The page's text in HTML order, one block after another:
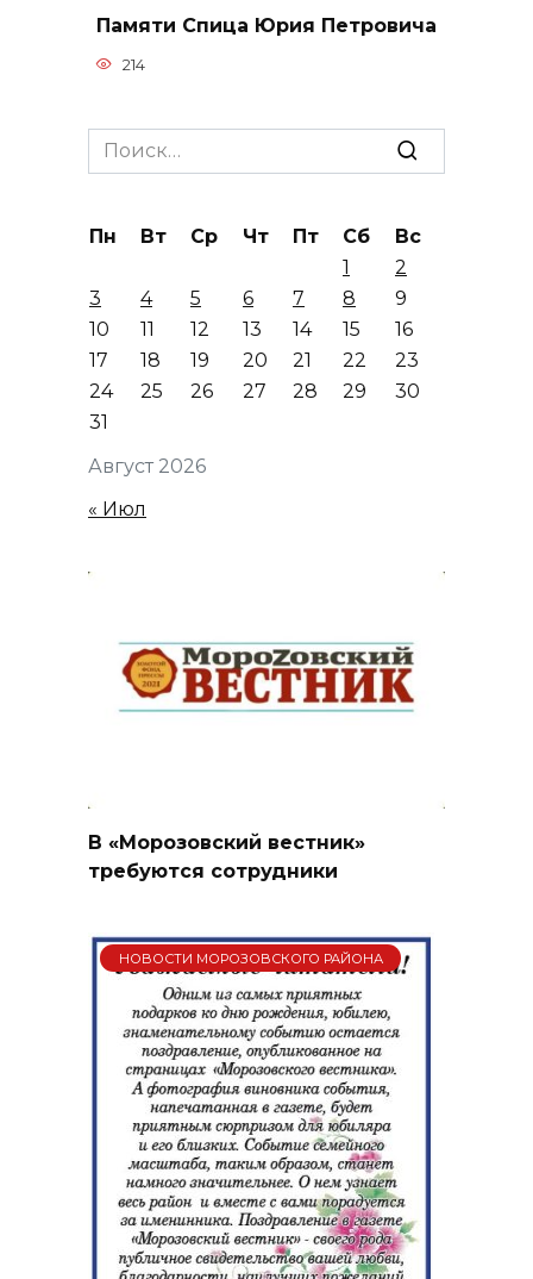
Памяти Спица Юрия Петровича
214
Search
for:
Август 2026
Пн Вт Ср Чт Пт Сб
Вс
1
2
3
4 5 6 7 8
9
10
11 12 13 14 15
16
17
18 19 20 21 22
23
24
25 26 27 28 29
30
31
« Июл
В «Морозовский вестник»
требуются сотрудники
НОВОСТИ МОРОЗОВСКОГО РАЙОНА